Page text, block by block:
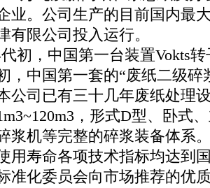
业。公司生产的目前国内最
有限公司投入运行。
初，中国第一台装置Vokts
，中国第一套的“废纸二级
公司已有三十几年废纸处理
，形式D型、卧式
浆机等完整的碎浆装备体系
用寿命各项技术指标均达到
准化委员会向市场推荐的优